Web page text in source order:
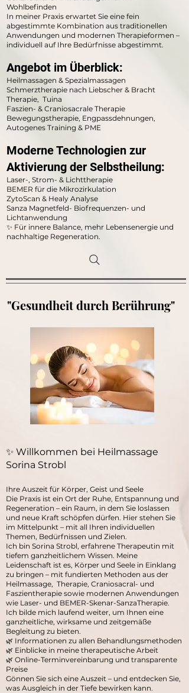
Wohlbefinden
In meiner Praxis erwartet Sie eine fein
abgestimmte Kombination aus traditionellen
Anwendungen und modernen Therapieformen –
individuell auf Ihre Bedürfnisse abgestimmt.
Angebot im Überblick:
Heilmassagen & Spezialmassagen
Schmerztherapie nach Liebscher & Bracht
Therapie, Tuina
Faszien- & Craniosacrale Therapie
Bewegungstherapie, Engpassdehnungen,
Autogenes Training & PME
Moderne Technologien zur
Aktivierung der Selbstheilung:
Laser-, Strom- & Lichttherapie
BEMER für die Mikrozirkulation
ZytoScan & Healy Analyse
Sanza Magnetfeld- Biofrequenzen- und
Lichtanwendung
✨ Für innere Balance, mehr Lebensenergie und
nachhaltige Regeneration.
"Gesundheit durch Berührung"
✨ Willkommen bei Heilmassage
Sorina Strobl
Ihre Auszeit für Körper, Geist und Seele
Die Praxis ist ein Ort der Ruhe, Entspannung und
Regeneration – ein Raum, in dem Sie loslassen
und neue Kraft schöpfen dürfen. Hier stehen Sie
im Mittelpunkt – mit all Ihren individuellen
Themen, Bedürfnissen und Zielen.
Ich bin Sorina Strobl, erfahrene Therapeutin mit
tiefem ganzheitlichem Wissen. Meine
Leidenschaft ist es, Körper und Seele in Einklang
zu bringen – mit fundierten Methoden aus der
Heilmassage, Therapie, Craniosacral- und
Faszientherapie sowie modernen Anwendungen
wie Laser- und BEMER-Skenar-SanzaTherapie.
Ich bilde mich laufend weiter, um Ihnen eine
ganzheitliche, wirksame und zeitgemäße
Begleitung zu bieten.
🌿 Informationen zu allen Behandlungsmethoden
🌿 Einblicke in meine therapeutische Arbeit
🌿 Online-Terminvereinbarung und transparente
Preise
Gönnen Sie sich eine Auszeit – und entdecken Sie,
was Ausgleich in der Tiefe bewirken kann.